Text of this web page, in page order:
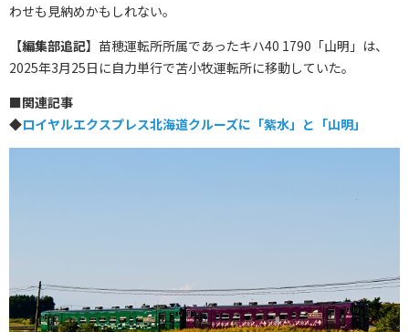
わせも見納めかもしれない。
【編集部追記】苗穂運転所所属であったキハ40 1790「山明」は、
2025年3月25日に自力単行で苫小牧運転所に移動していた。
■関連記事
◆ロイヤルエクスプレス北海道クルーズに「紫水」と「山明」